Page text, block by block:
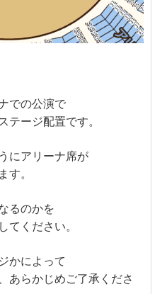
での公演で
テージ配置です。
にアリーナ席が
す。
るのかを
てください。
かによって
あらかじめご了承くださ